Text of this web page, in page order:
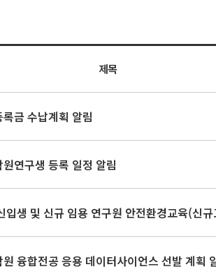
제목
금 수납계획 알림
연구생 등록 일정 알림
생 및 신규 임용 연구원 안전환경교육(신
융합전공 응용 데이터사이언스 선발 계획